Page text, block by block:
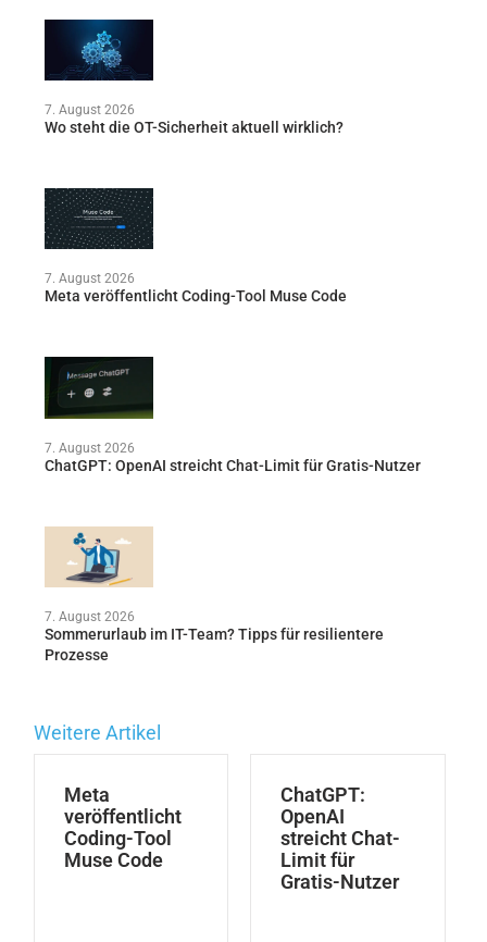
7. August 2026
Wo steht die OT-Sicherheit aktuell wirklich?
7. August 2026
Meta veröffentlicht Coding-Tool Muse Code
7. August 2026
ChatGPT: OpenAI streicht Chat-Limit für Gratis-Nutzer
7. August 2026
Sommerurlaub im IT-Team? Tipps für resilientere
Prozesse
Weitere Artikel
Meta
veröffentlicht
Coding-Tool
Muse Code
ChatGPT:
OpenAI
streicht Chat-
Limit für
Gratis-Nutzer